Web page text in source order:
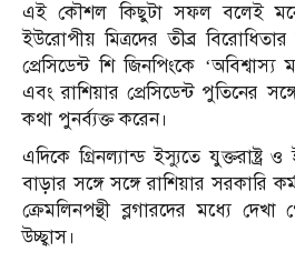
এই কৌশল কিছুটা সফল বলেই মনে
ইউরোপীয় মিত্রদের তীব্র বিরোধিতার
প্রেসিডেন্ট শি জিনপিংকে
এবং রাশিয়ার প্রেসিডেন্ট পুতিনের
কথা পুনর্ব্যক্ত করেন।
এদিকে গ্রিনল্যান্ড ইস্যুতে যুক্তরাষ্ট্র
বাড়ার সঙ্গে সঙ্গে রাশিয়ার সরকারি
ক্রেমলিনপন্থী ব্লগারদের মধ্যে
উচ্ছ্বাস।